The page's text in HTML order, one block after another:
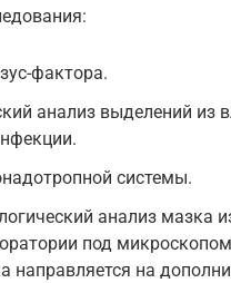
фактора.
анализ выделений из
системы.
анализ мазка
под
направляется на